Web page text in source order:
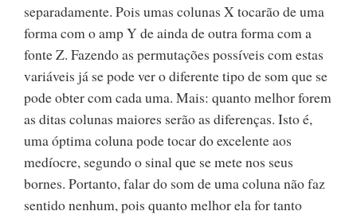
separadamente. Pois umas colunas X tocarão de uma
forma com o amp Y de ainda de outra forma com a
fonte Z. Fazendo as permutações possíveis com estas
variáveis já se pode ver o diferente tipo de som que se
pode obter com cada uma. Mais: quanto melhor forem
as ditas colunas maiores serão as diferenças. Isto é,
uma óptima coluna pode tocar do excelente aos
medíocre, segundo o sinal que se mete nos seus
bornes. Portanto, falar do som de uma coluna não faz
sentido nenhum, pois quanto melhor ela for tanto